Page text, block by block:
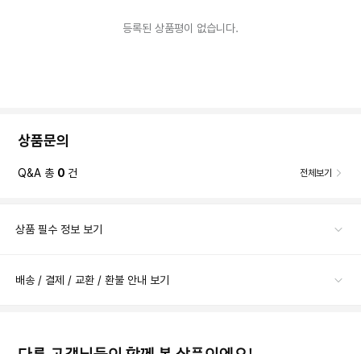
등록된 상품평이 없습니다.
상품문의
Q&A 총 0 건 전체보기
상품 필수 정보 보기
배송 / 결제 / 교환 / 환불 안내 보기